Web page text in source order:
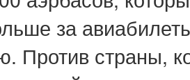
за
Против страны,